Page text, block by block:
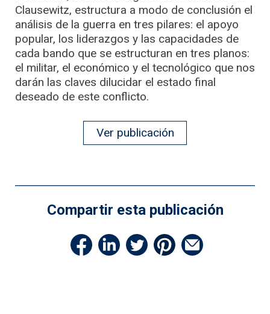
Clausewitz, estructura a modo de conclusión el
análisis de la guerra en tres pilares: el apoyo
popular, los liderazgos y las capacidades de
cada bando que se estructuran en tres planos:
el militar, el económico y el tecnológico que nos
darán las claves dilucidar el estado final
deseado de este conflicto.
Ver publicación
Compartir esta publicación